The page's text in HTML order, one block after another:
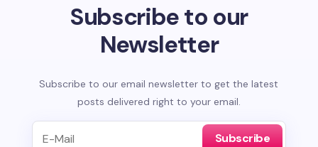
Subscribe to our
Newsletter
Subscribe to our email newsletter to get the latest
posts delivered right to your email.
Subscribe